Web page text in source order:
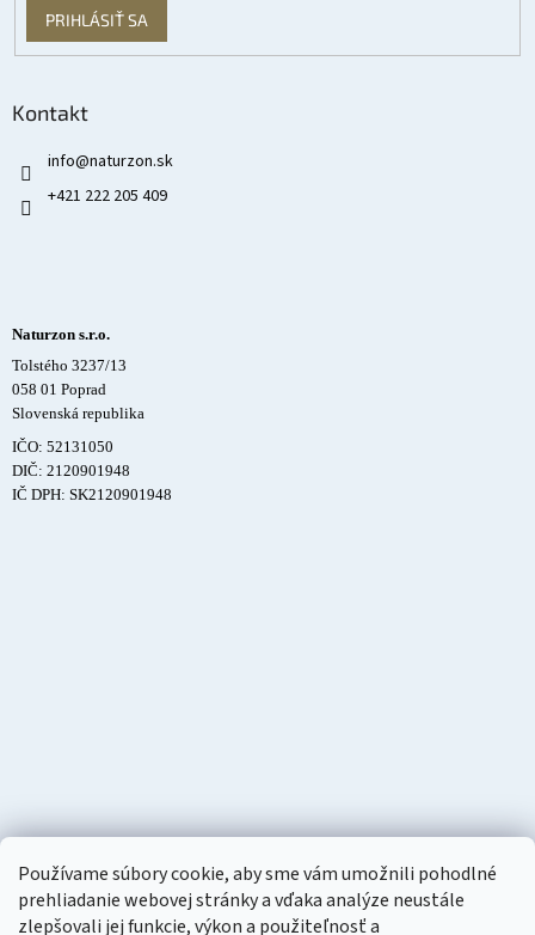
Používame súbory cookie, aby sme vám umožnili pohodlné
prehliadanie webovej stránky a vďaka analýze neustále
zlepšovali jej funkcie, výkon a použiteľnosť a
PRIHLÁSIŤ SA
Kontakt
info@naturzon.sk
+421 222 205 409
Naturzon s.r.o.
Tolstého 3237/13
058 01 Poprad
Slovenská republika
IČO: 52131050
DIČ: 2120901948
IČ DPH: SK2120901948